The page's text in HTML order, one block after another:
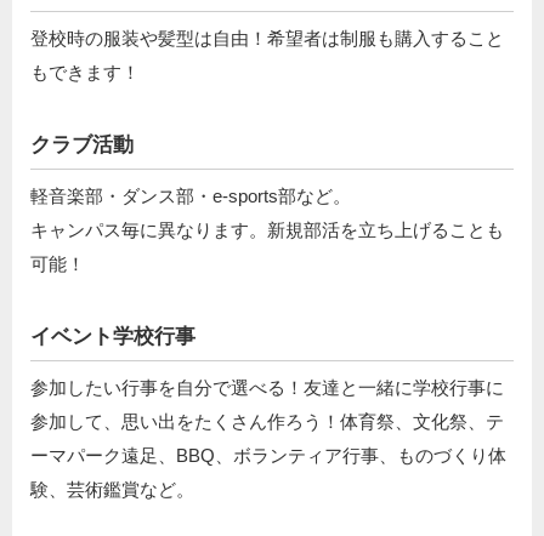
登校時の服装や髪型は自由！希望者は制服も購入すること
もできます！
クラブ活動
軽音楽部・ダンス部・e-sports部など。
キャンパス毎に異なります。新規部活を立ち上げることも
可能！
イベント学校行事
参加したい行事を自分で選べる！友達と一緒に学校行事に
参加して、思い出をたくさん作ろう！体育祭、文化祭、テ
ーマパーク遠足、BBQ、ボランティア行事、ものづくり体
験、芸術鑑賞など。